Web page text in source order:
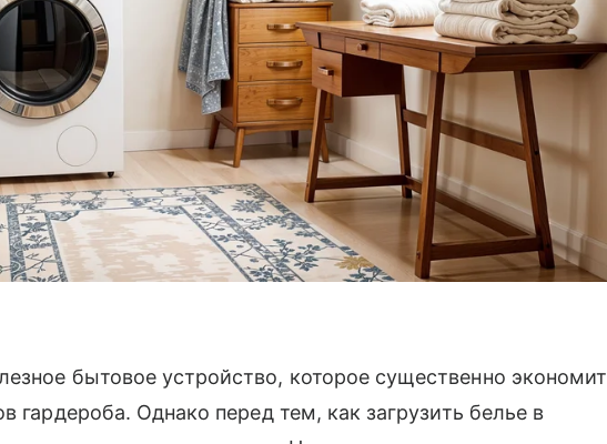
бытовое устройство, которое существенно экономит
гардероба. Однако перед тем, как загрузить белье в